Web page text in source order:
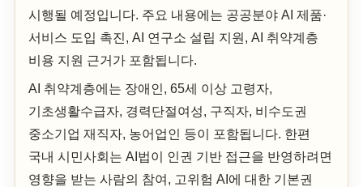
시행될 예정입니다. 주요 내용에는 공공분야 AI 제품·
서비스 도입 촉진, AI 연구소 설립 지원, AI 취약계층
비용 지원 근거가 포함됩니다.
AI 취약계층에는 장애인, 65세 이상 고령자,
기초생활수급자, 경력단절여성, 구직자, 비수도권
중소기업 재직자, 농어업인 등이 포함됩니다. 한편
국내 시민사회는 AI법이 인권 기반 접근을 반영하려면
영향을 받는 사람의 참여, 고위험 AI에 대한 기본권